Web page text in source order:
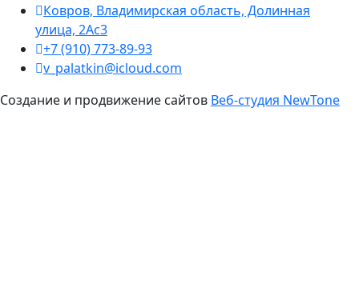
Ковров, Владимирская область, Долинная
улица, 2Ас3
+7 (910) 773-89-93
v_palatkin@icloud.com
Создание и продвижение сайтов Веб-студия NewTone